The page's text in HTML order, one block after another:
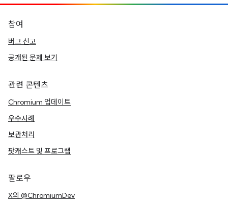
참여
버그 신고
공개된 문제 보기
관련 콘텐츠
Chromium 업데이트
우수사례
보관처리
팟캐스트 및 프로그램
팔로우
X의 @ChromiumDev